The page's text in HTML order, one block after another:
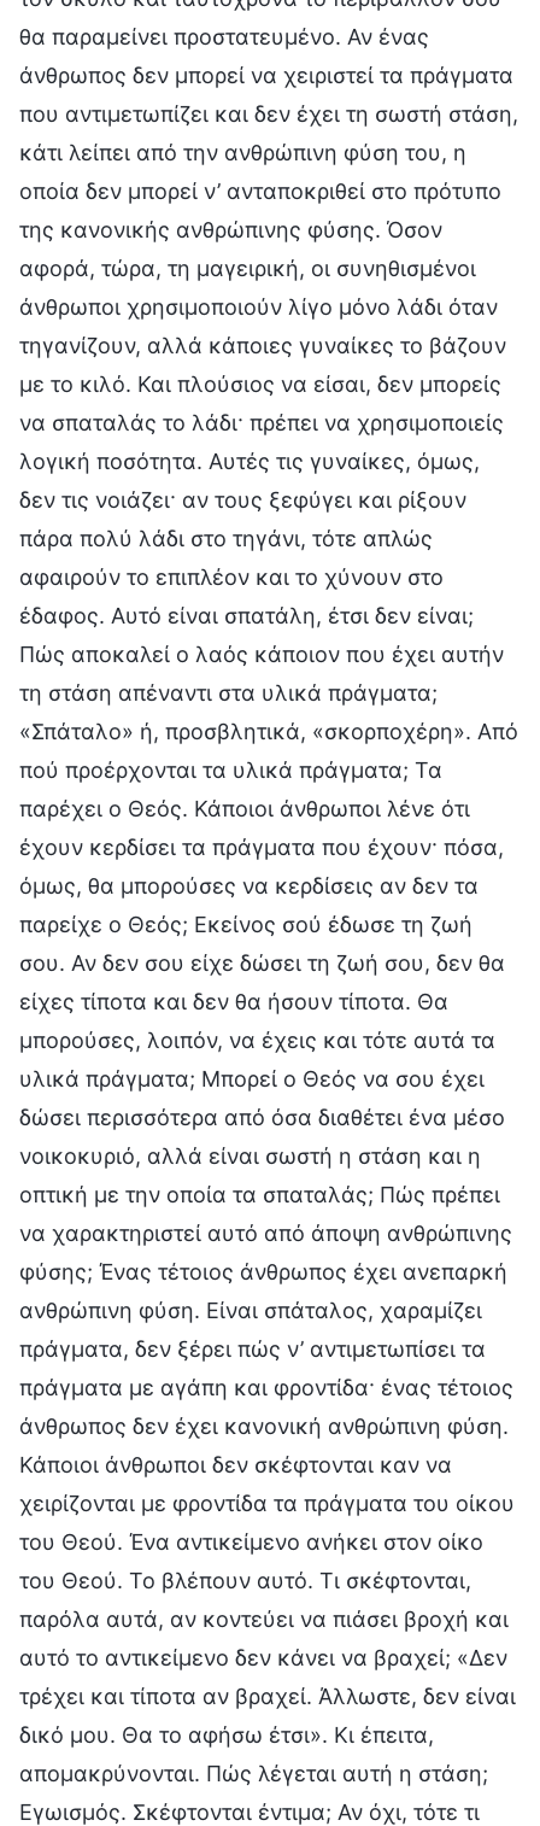
θα παραμείνει προστατευμένο. Αν ένας
άνθρωπος δεν μπορεί να χειριστεί τα πράγματα
που αντιμετωπίζει και δεν έχει τη σωστή στάση,
κάτι λείπει από την ανθρώπινη φύση του, η
οποία δεν μπορεί ν’ ανταποκριθεί στο πρότυπο
της κανονικής ανθρώπινης φύσης. Όσον
αφορά, τώρα, τη μαγειρική, οι συνηθισμένοι
άνθρωποι χρησιμοποιούν λίγο μόνο λάδι όταν
τηγανίζουν, αλλά κάποιες γυναίκες το βάζουν
με το κιλό. Και πλούσιος να είσαι, δεν μπορείς
να σπαταλάς το λάδι· πρέπει να χρησιμοποιείς
λογική ποσότητα. Αυτές τις γυναίκες, όμως,
δεν τις νοιάζει· αν τους ξεφύγει και ρίξουν
πάρα πολύ λάδι στο τηγάνι, τότε απλώς
αφαιρούν το επιπλέον και το χύνουν στο
έδαφος. Αυτό είναι σπατάλη, έτσι δεν είναι;
Πώς αποκαλεί ο λαός κάποιον που έχει αυτήν
τη στάση απέναντι στα υλικά πράγματα;
«Σπάταλο» ή, προσβλητικά, «σκορποχέρη». Από
πού προέρχονται τα υλικά πράγματα; Τα
παρέχει ο Θεός. Κάποιοι άνθρωποι λένε ότι
έχουν κερδίσει τα πράγματα που έχουν· πόσα,
όμως, θα μπορούσες να κερδίσεις αν δεν τα
παρείχε ο Θεός; Εκείνος σού έδωσε τη ζωή
σου. Αν δεν σου είχε δώσει τη ζωή σου, δεν θα
είχες τίποτα και δεν θα ήσουν τίποτα. Θα
μπορούσες, λοιπόν, να έχεις και τότε αυτά τα
υλικά πράγματα; Μπορεί ο Θεός να σου έχει
δώσει περισσότερα από όσα διαθέτει ένα μέσο
νοικοκυριό, αλλά είναι σωστή η στάση και η
οπτική με την οποία τα σπαταλάς; Πώς πρέπει
να χαρακτηριστεί αυτό από άποψη ανθρώπινης
φύσης; Ένας τέτοιος άνθρωπος έχει ανεπαρκή
ανθρώπινη φύση. Είναι σπάταλος, χαραμίζει
πράγματα, δεν ξέρει πώς ν’ αντιμετωπίσει τα
πράγματα με αγάπη και φροντίδα· ένας τέτοιος
άνθρωπος δεν έχει κανονική ανθρώπινη φύση.
Κάποιοι άνθρωποι δεν σκέφτονται καν να
χειρίζονται με φροντίδα τα πράγματα του οίκου
του Θεού. Ένα αντικείμενο ανήκει στον οίκο
του Θεού. Το βλέπουν αυτό. Τι σκέφτονται,
παρόλα αυτά, αν κοντεύει να πιάσει βροχή και
αυτό το αντικείμενο δεν κάνει να βραχεί; «Δεν
τρέχει και τίποτα αν βραχεί. Άλλωστε, δεν είναι
δικό μου. Θα το αφήσω έτσι». Κι έπειτα,
απομακρύνονται. Πώς λέγεται αυτή η στάση;
Εγωισμός. Σκέφτονται έντιμα; Αν όχι, τότε τι